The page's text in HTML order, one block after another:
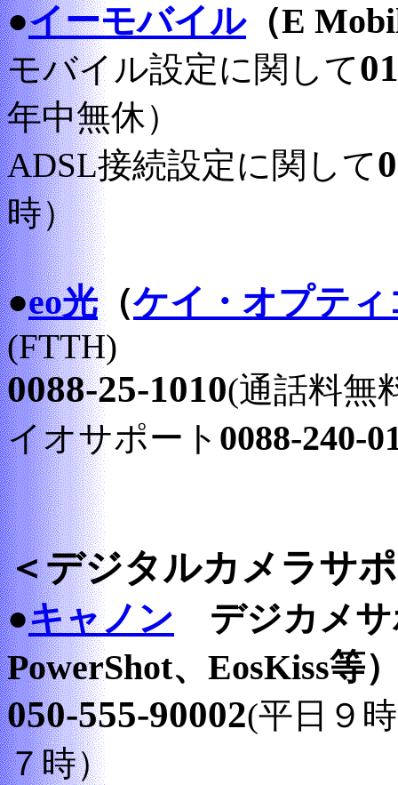
●イーモバイル（E
モバイル設定に関して
年中無休）
ADSL接続設定に関して
時）
●eo光（ケイ・オプティ
(FTTH)
0088-25-1010(通話料無
イオサポート 0088-240-
＜デジタルカメラサ
●キャノン デジカメサ
PowerShot、EosKiss等
050-555-90002(平日９
７時）